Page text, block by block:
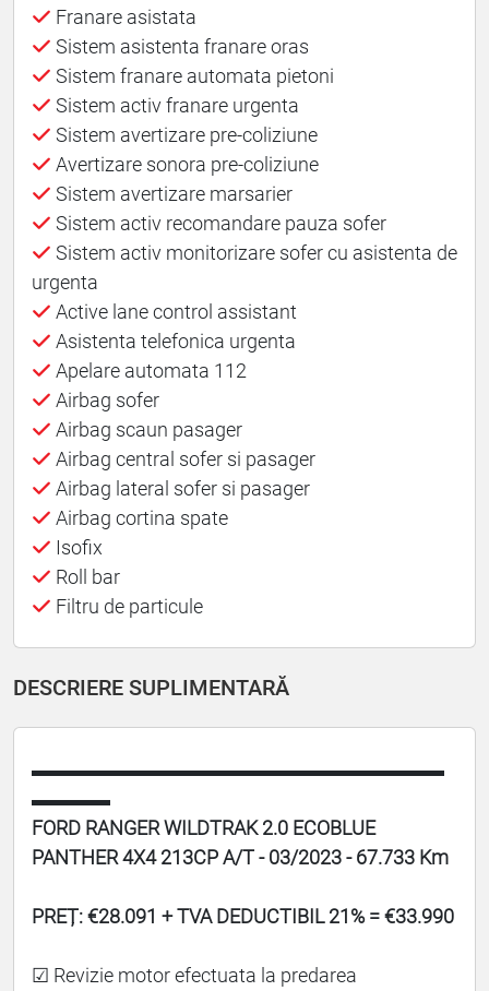
Franare asistata
Sistem asistenta franare oras
Sistem franare automata pietoni
Sistem activ franare urgenta
Sistem avertizare pre-coliziune
Avertizare sonora pre-coliziune
Sistem avertizare marsarier
Sistem activ recomandare pauza sofer
Sistem activ monitorizare sofer cu asistenta de
urgenta
Active lane control assistant
Asistenta telefonica urgenta
Apelare automata 112
Airbag sofer
Airbag scaun pasager
Airbag central sofer si pasager
Airbag lateral sofer si pasager
Airbag cortina spate
Isofix
Roll bar
Filtru de particule
DESCRIERE SUPLIMENTARĂ
▬▬▬▬▬▬▬▬▬▬▬▬▬▬▬▬▬▬▬▬▬
▬▬▬▬
FORD RANGER WILDTRAK 2.0 ECOBLUE
PANTHER 4X4 213CP A/T - 03/2023 - 67.733 Km
PREȚ: €28.091 + TVA DEDUCTIBIL 21% = €33.990
☑ Revizie motor efectuata la predarea